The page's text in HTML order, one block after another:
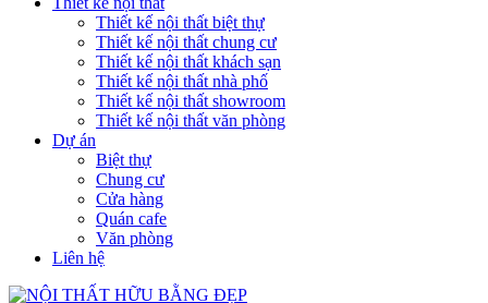
Thiết kế nội thất biệt thự
Thiết kế nội thất chung cư
Thiết kế nội thất khách sạn
Thiết kế nội thất nhà phố
Thiết kế nội thất showroom
Thiết kế nội thất văn phòng
Dự án
Biệt thự
Chung cư
Cửa hàng
Quán cafe
Văn phòng
Liên hệ